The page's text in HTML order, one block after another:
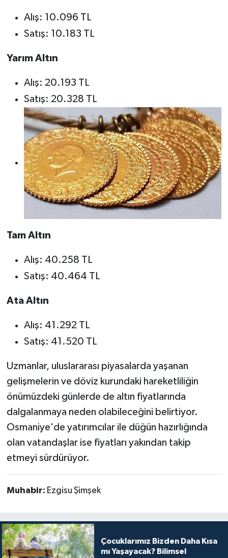
Alış: 10.096 TL
Satış: 10.183 TL
Yarım Altın
Alış: 20.193 TL
Satış: 20.328 TL
Tam Altın
Alış: 40.258 TL
Satış: 40.464 TL
Ata Altın
Alış: 41.292 TL
Satış: 41.520 TL
Uzmanlar, uluslararası piyasalarda yaşanan
gelişmelerin ve döviz kurundaki hareketliliğin
önümüzdeki günlerde de altın fiyatlarında
dalgalanmaya neden olabileceğini belirtiyor.
Osmaniye'de yatırımcılar ile düğün hazırlığında
olan vatandaşlar ise fiyatları yakından takip
etmeyi sürdürüyor.
Muhabir: Ezgisu Şimşek
Çocuklarımız Bizden Daha Kısa
mı Yaşayacak? Bilimsel